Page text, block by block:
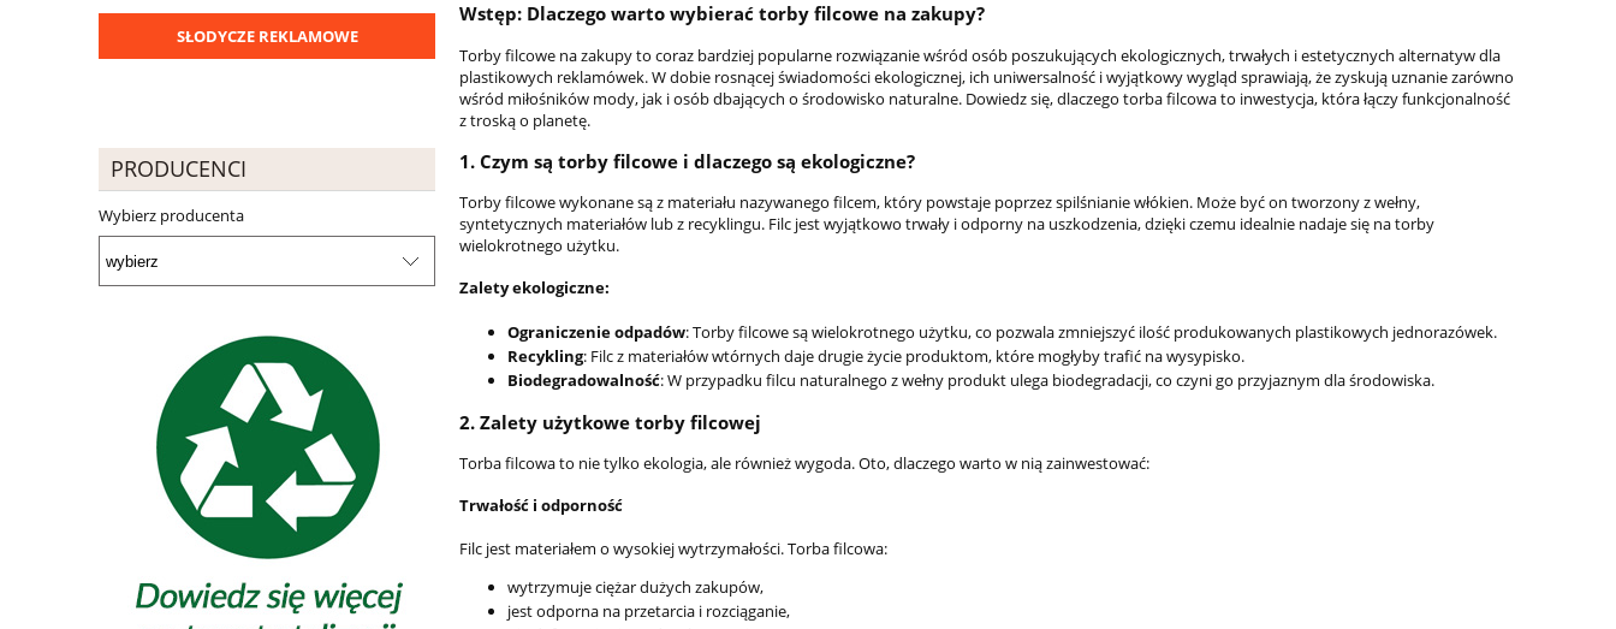
SŁODYCZE REKLAMOWE
PRODUCENCI
Wybierz producenta
Wstęp: Dlaczego warto wybierać torby filcowe na zakupy?
Torby filcowe na zakupy to coraz bardziej popularne rozwiązanie wśród osób poszukujących ekologicznych, trwałych i estetycznych alternatyw dla
plastikowych reklamówek. W dobie rosnącej świadomości ekologicznej, ich uniwersalność i wyjątkowy wygląd sprawiają, że zyskują uznanie zarówno
wśród miłośników mody, jak i osób dbających o środowisko naturalne. Dowiedz się, dlaczego torba filcowa to inwestycja, która łączy funkcjonalność
z troską o planetę.
1. Czym są torby filcowe i dlaczego są ekologiczne?
Torby filcowe wykonane są z materiału nazywanego filcem, który powstaje poprzez spilśnianie włókien. Może być on tworzony z wełny,
syntetycznych materiałów lub z recyklingu. Filc jest wyjątkowo trwały i odporny na uszkodzenia, dzięki czemu idealnie nadaje się na torby
wielokrotnego użytku.
Zalety ekologiczne:
Ograniczenie odpadów: Torby filcowe są wielokrotnego użytku, co pozwala zmniejszyć ilość produkowanych plastikowych jednorazówek.
Recykling: Filc z materiałów wtórnych daje drugie życie produktom, które mogłyby trafić na wysypisko.
Biodegradowalność: W przypadku filcu naturalnego z wełny produkt ulega biodegradacji, co czyni go przyjaznym dla środowiska.
2. Zalety użytkowe torby filcowej
Torba filcowa to nie tylko ekologia, ale również wygoda. Oto, dlaczego warto w nią zainwestować:
Trwałość i odporność
Filc jest materiałem o wysokiej wytrzymałości. Torba filcowa:
wytrzymuje ciężar dużych zakupów,
jest odporna na przetarcia i rozciąganie,